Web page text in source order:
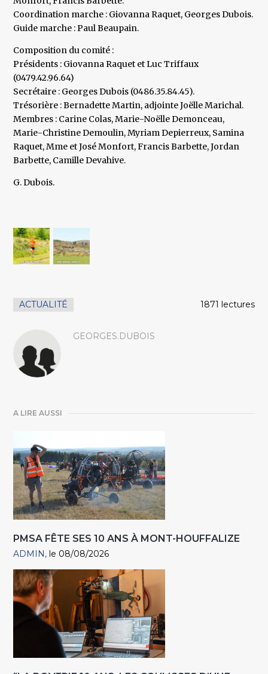
Coordination marche : Giovanna Raquet, Georges Dubois.
Guide marche : Paul Beaupain.
Composition du comité :
Présidents : Giovanna Raquet et Luc Triffaux
(0479.42.96.64)
Secrétaire : Georges Dubois (0486.35.84.45).
Trésorière : Bernadette Martin, adjointe Joëlle Marichal.
Membres : Carine Colas, Marie-Noëlle Demonceau,
Marie-Christine Demoulin, Myriam Depierreux, Samina
Raquet, Mme et José Monfort, Francis Barbette, Jordan
Barbette, Camille Devahive.
G. Dubois.
ACTUALITÉ 1871 lectures
GEORGES.DUBOIS
A LIRE AUSSI
PMSA FÊTE SES 10 ANS À MONT-HOUFFALIZE
ADMIN le 08/08/2026